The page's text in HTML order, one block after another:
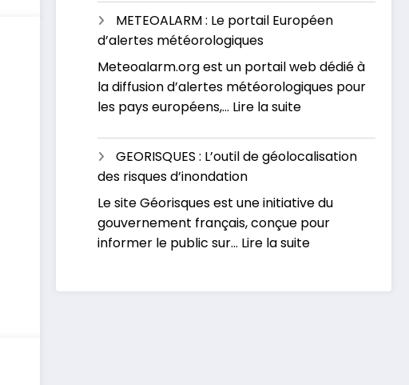
FRANCE
:
site
dédié
à
vigilance
face
inondations
METEOALARM : Le portail Européen
d’alertes météorologiques
Meteoalarm.org est un portail web dédié à
la diffusion d’alertes météorologiques pour
les pays européens,… Lire la suite:
Le
Européen
d’alertes
météorologiques
GEORISQUES : L’outil de géolocalisation
des risques d’inondation
Le site Géorisques est une initiative du
gouvernement français, conçue pour
informer le public sur… Lire la suite: